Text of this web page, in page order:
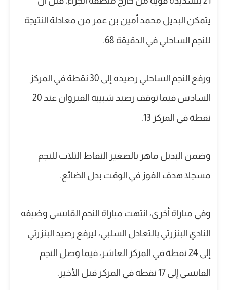
يتمكن البديل محمد أمين بن عمر من معادلة النتيجة
للنجم الساحلي في الدقيقة 68.
ورفع النجم الساحلي رصيده إلى 30 نقطة في المركز
السادس فيما توقف رصيد شبيبة القيروان عند 20
نقطة في المركز 13.
وضمن البديل ماهر بالصغير النقاط الثلاث للنجم
مسجلا هدف الفوز في الوقت بدل الضائع.
وفي مباراة أخرى، انتهت مباراة النجم القابسي وضيفه
النادي البنزرتي بالتعادل السلبي، ليرفع رصيد البنزرتي
إلى 24 نقطة في المركز العاشر، فيما وصل النجم
القابسي إلى 17 نقطة في المركز قبل الأخير.